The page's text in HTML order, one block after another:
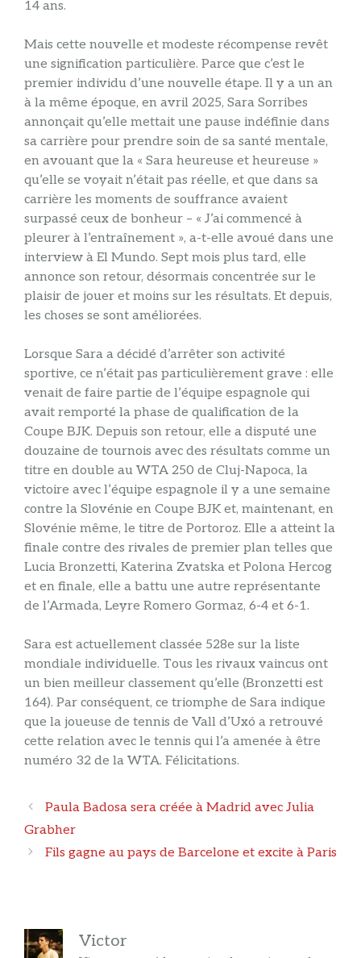
14 ans.
Mais cette nouvelle et modeste récompense revêt
une signification particulière. Parce que c’est le
premier individu d’une nouvelle étape. Il y a un an
à la même époque, en avril 2025, Sara Sorribes
annonçait qu’elle mettait une pause indéfinie dans
sa carrière pour prendre soin de sa santé mentale,
en avouant que la « Sara heureuse et heureuse »
qu’elle se voyait n’était pas réelle, et que dans sa
carrière les moments de souffrance avaient
surpassé ceux de bonheur – « J’ai commencé à
pleurer à l’entraînement », a-t-elle avoué dans une
interview à El Mundo. Sept mois plus tard, elle
annonce son retour, désormais concentrée sur le
plaisir de jouer et moins sur les résultats. Et depuis,
les choses se sont améliorées.
Lorsque Sara a décidé d’arrêter son activité
sportive, ce n’était pas particulièrement grave : elle
venait de faire partie de l’équipe espagnole qui
avait remporté la phase de qualification de la
Coupe BJK. Depuis son retour, elle a disputé une
douzaine de tournois avec des résultats comme un
titre en double au WTA 250 de Cluj-Napoca, la
victoire avec l’équipe espagnole il y a une semaine
contre la Slovénie en Coupe BJK et, maintenant, en
Slovénie même, le titre de Portoroz. Elle a atteint la
finale contre des rivales de premier plan telles que
Lucia Bronzetti, Katerina Zvatska et Polona Hercog
et en finale, elle a battu une autre représentante
de l’Armada, Leyre Romero Gormaz, 6-4 et 6-1.
Sara est actuellement classée 528e sur la liste
mondiale individuelle. Tous les rivaux vaincus ont
un bien meilleur classement qu’elle (Bronzetti est
164). Par conséquent, ce triomphe de Sara indique
que la joueuse de tennis de Vall d’Uxó a retrouvé
cette relation avec le tennis qui l’a amenée à être
numéro 32 de la WTA. Félicitations.
Navigation
des
articles
Paula Badosa sera créée à Madrid avec Julia
Grabher
Fils gagne au pays de Barcelone et excite à Paris
Victor